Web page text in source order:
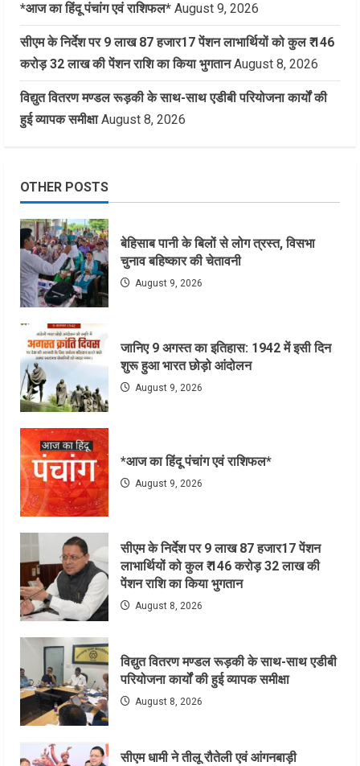
*आज का हिंदू पंचांग एवं राशिफल* August 9, 2026
सीएम के निर्देश पर 9 लाख 87 हजार17 पेंशन लाभार्थियों को कुल ₹ 146
करोड़ 32 लाख की पेंशन राशि का किया भुगतान August 8, 2026
विद्युत वितरण मण्डल रूड़की के साथ-साथ एडीबी परियोजना कार्यों की
हुई व्यापक समीक्षा August 8, 2026
OTHER POSTS
बेहिसाब पानी के बिलों से लोग त्रस्त, विसभा
चुनाव बहिष्कार की चेतावनी
August 9, 2026
जानिए 9 अगस्त का इतिहास: 1942 में इसी दिन
शुरू हुआ भारत छोड़ो आंदोलन
August 9, 2026
*आज का हिंदू पंचांग एवं राशिफल*
August 9, 2026
सीएम के निर्देश पर 9 लाख 87 हजार17 पेंशन
लाभार्थियों को कुल ₹ 146 करोड़ 32 लाख की
पेंशन राशि का किया भुगतान
August 8, 2026
विद्युत वितरण मण्डल रूड़की के साथ-साथ एडीबी
परियोजना कार्यों की हुई व्यापक समीक्षा
August 8, 2026
सीएम धामी ने तीलू रौतेली एवं आंगनबाड़ी